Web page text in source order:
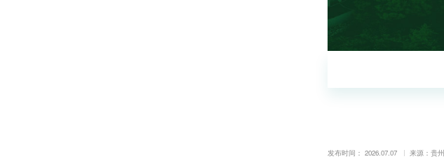
发布时间： 2026.07.07 来源：贵